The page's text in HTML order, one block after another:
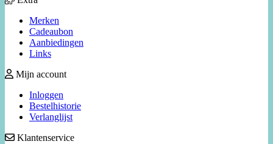
Merken
Cadeaubon
Aanbiedingen
Links
Mijn account
Inloggen
Bestelhistorie
Verlanglijst
Klantenservice